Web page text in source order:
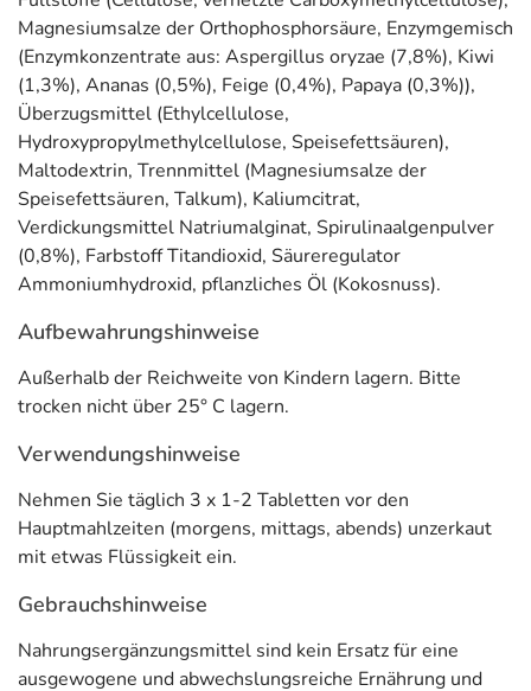
zurErhaltung normaler Knochenbei.
Adresse des Lebensmittel-Unternehmens
MCM KLOSTERFRAU Vertr. GmbH
Geronsmühlengasse 1-11
50670 Köln
Informationen zu diesem Lebensmittel (wie z. B. Zutaten,
Allergene) sind bei den Lebensmittelangaben als pdf
hinterlegt. (oben)
Magnesiumsalze der Orthophosphorsäure, Enzymgemisch
(Enzymkonzentrate aus: Aspergillus oryzae (7,8%), Kiwi
(1,3%), Ananas (0,5%), Feige (0,4%), Papaya (0,3%)),
Überzugsmittel (Ethylcellulose,
Hydroxypropylmethylcellulose, Speisefettsäuren),
Maltodextrin, Trennmittel (Magnesiumsalze der
Speisefettsäuren, Talkum), Kaliumcitrat,
Verdickungsmittel Natriumalginat, Spirulinaalgenpulver
(0,8%), Farbstoff Titandioxid, Säureregulator
Ammoniumhydroxid, pflanzliches Öl (Kokosnuss).
Aufbewahrungshinweise
Außerhalb der Reichweite von Kindern lagern. Bitte
trocken nicht über 25° C lagern.
Verwendungshinweise
Nehmen Sie täglich 3 x 1-2 Tabletten vor den
Hauptmahlzeiten (morgens, mittags, abends) unzerkaut
mit etwas Flüssigkeit ein.
Gebrauchshinweise
Nahrungsergänzungsmittel sind kein Ersatz für eine
ausgewogene und abwechslungsreiche Ernährung und